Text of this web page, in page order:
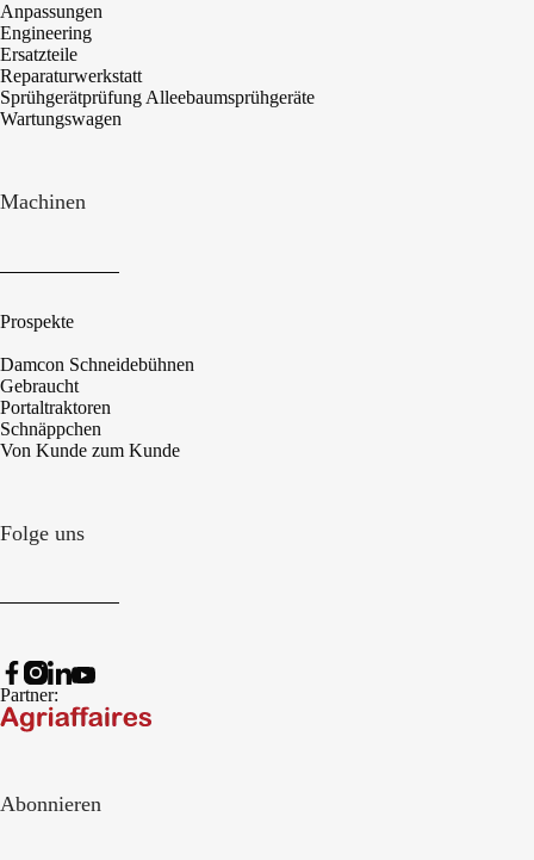
Anpassungen
Engineering
Ersatzteile
Reparaturwerkstatt
Sprühgerätprüfung Alleebaumsprühgeräte
Wartungswagen
Machinen
Prospekte
Damcon Schneidebühnen
Gebraucht
Portaltraktoren
Schnäppchen
Von Kunde zum Kunde
Folge uns
Partner:
Abonnieren